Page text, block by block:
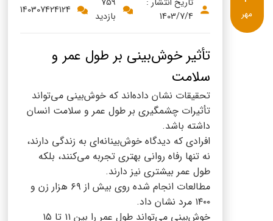
سینما دوماس
رادیو دوماس
دانستنی های سلامت
گالری تصاویر
English
Russian
Arabic
Turkish
1403/7/4
بازدید
140307424124 مهر
تأثیر خوش‌بینی بر طول عمر و
سلامت
تحقیقات نشان داده‌اند که خوش‌بینی می‌تواند
تأثیرات چشمگیری بر طول عمر و سلامت انسان
داشته باشد.
افرادی که دیدگاه خوش‌بینانه‌ای به زندگی دارند،
نه تنها رفاه روانی بهتری تجربه می‌کنند، بلکه
طول عمر بیشتری نیز دارند.
مطالعات انجام شده روی بیش از ۶۹ هزار زن و
۱۴۰۰ مرد نشان داد.
خوش‌بینی می‌تواند طول عمر را بین ۱۱ تا ۱۵